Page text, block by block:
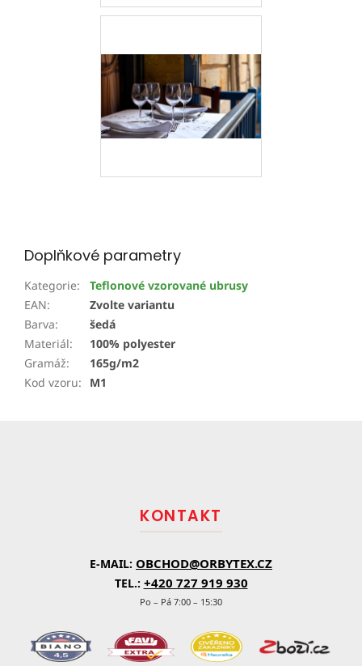
Doplňkové parametry
Kategorie:
Teflonové vzorované ubrusy
EAN:
Zvolte variantu
Barva:
šedá
Materiál:
100% polyester
Gramáž:
165g/m2
Kod vzoru: M1
KONTAKT
E-MAIL: OBCHOD@ORBYTEX.CZ
TEL.: +420 727 919 930
Po – Pá 7:00 – 15:30